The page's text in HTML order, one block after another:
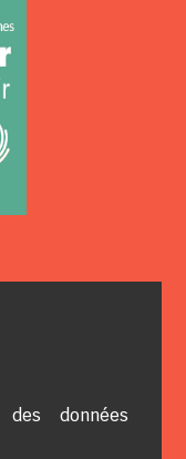
données